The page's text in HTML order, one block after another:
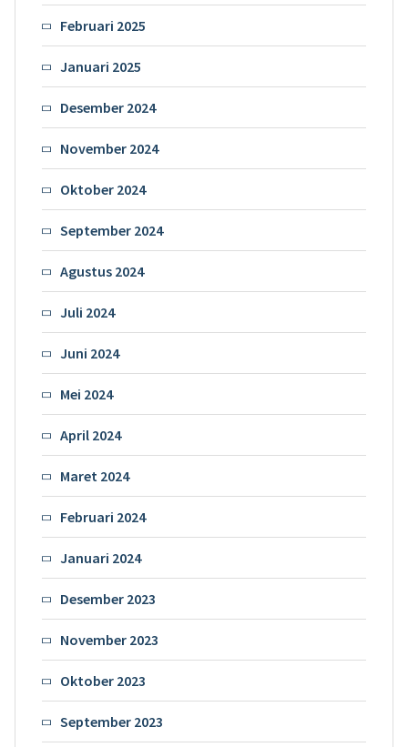
Februari 2025
Januari 2025
Desember 2024
November 2024
Oktober 2024
September 2024
Agustus 2024
Juli 2024
Juni 2024
Mei 2024
April 2024
Maret 2024
Februari 2024
Januari 2024
Desember 2023
November 2023
Oktober 2023
September 2023